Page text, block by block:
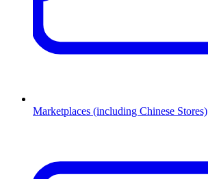
Marketplaces (including Chinese Stores)